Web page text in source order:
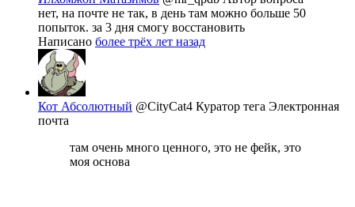
нет, на почте не так, в день там можно больше 50
попыток. за 3 дня смогу восстановить
Написано более трёх лет назад
Кот Абсолютный @CityCat4 Куратор тега Электронная
почта
там очень много ценного, это не фейк, это
моя основа